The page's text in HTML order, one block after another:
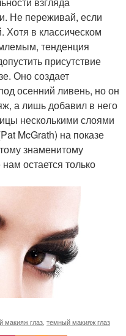
Не переживай, если
Хотя в классическом
тенденция
присутствие
Оно создает
осенний ливень, но он
а лишь добавил в него
несколькими слоями
McGrath) на показе
знаменитому
остается только
макияж глаз темный макияж глаз